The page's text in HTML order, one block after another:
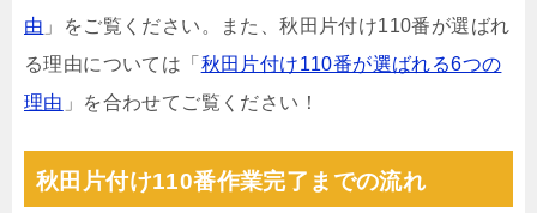
由 」をご覧ください。また、秋田片付け110番が選ばれ
る理由については「 秋田片付け110番が選ばれる6つの
理由 」を合わせてご覧ください！
秋田片付け110番作業完了までの流れ